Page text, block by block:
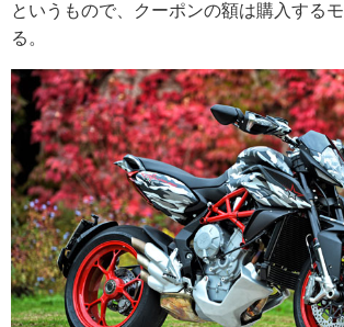
というもので、クーポンの額は購入する
る。